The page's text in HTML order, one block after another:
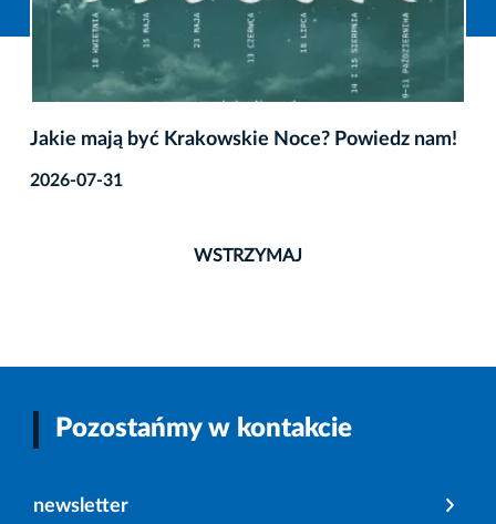
Jakie mają być Krakowskie Noce? Powiedz nam!
2026-07-31
WSTRZYMAJ
Pozostańmy w kontakcie
newsletter